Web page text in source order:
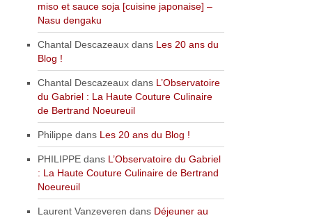
miso et sauce soja [cuisine japonaise] –
Nasu dengaku
Chantal Descazeaux dans Les 20 ans du
Blog !
Chantal Descazeaux dans L’Observatoire
du Gabriel : La Haute Couture Culinaire
de Bertrand Noeureuil
Philippe dans Les 20 ans du Blog !
PHILIPPE dans L’Observatoire du Gabriel
: La Haute Couture Culinaire de Bertrand
Noeureuil
Laurent Vanzeveren dans Déjeuner au